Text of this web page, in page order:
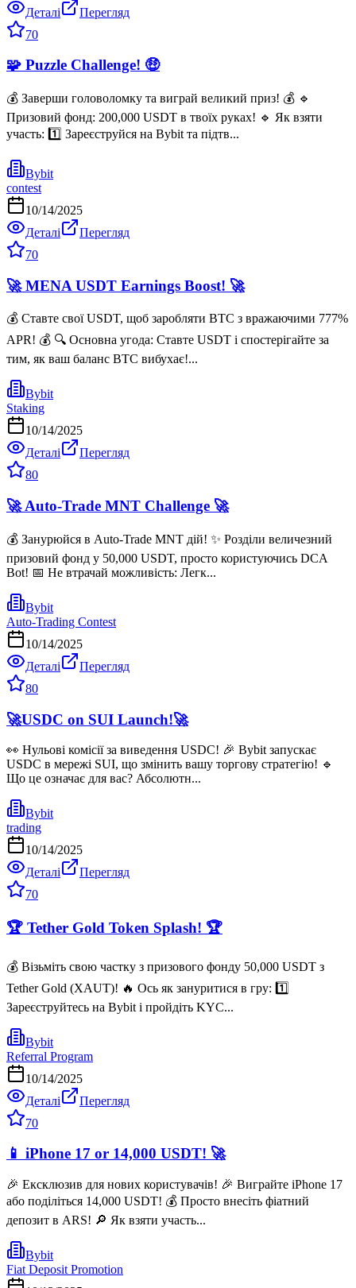
Деталі
Перегляд
70
🧩 Puzzle Challenge! 🤑
💰 Заверши головоломку та виграй великий приз! 💰 🔹
Призовий фонд: 200,000 USDT в твоїх руках! 🔹 Як взяти
участь: 1️⃣ Зареєструйся на Bybit та підтв...
Bybit
contest
10/14/2025
Деталі
Перегляд
70
🚀 MENA USDT Earnings Boost! 🚀
💰 Ставте свої USDT, щоб заробляти BTC з вражаючими 777%
APR! 💰 🔍 Основна угода: Ставте USDT і спостерігайте за
тим, як ваш баланс BTC вибухає!...
Bybit
Staking
10/14/2025
Деталі
Перегляд
80
🚀 Auto-Trade MNT Challenge 🚀
💰 Занурюйся в Auto-Trade MNT дій! ✨ Розділи величезний
призовий фонд у 50,000 USDT, просто користуючись DCA
Bot! 📅 Не втрачай можливість: Легк...
Bybit
Auto-Trading Contest
10/14/2025
Деталі
Перегляд
80
🚀USDC on SUI Launch!🚀
👀 Нульові комісії за виведення USDC! 🎉 Bybit запускає
USDC в мережі SUI, що змінить вашу торгову стратегію! 🔹
Що це означає для вас? Абсолютн...
Bybit
trading
10/14/2025
Деталі
Перегляд
70
🏆 Tether Gold Token Splash! 🏆
💰 Візьміть свою частку з призового фонду 50,000 USDT з
Tether Gold (XAUT)! 🔥 Ось як зануритися в гру: 1️⃣
Зареєструйтесь на Bybit і пройдіть KYC...
Bybit
Referral Program
10/14/2025
Деталі
Перегляд
70
📱 iPhone 17 or 14,000 USDT! 🚀
🎉 Ексклюзив для нових користувачів! 🎉 Виграйте iPhone 17
або поділіться 14,000 USDT! 💰 Просто внесіть фіатний
депозит в ARS! 🔎 Як взяти участь...
Bybit
Fiat Deposit Promotion